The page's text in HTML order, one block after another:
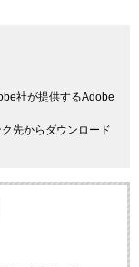
社が提供するAdobe
先からダウンロード